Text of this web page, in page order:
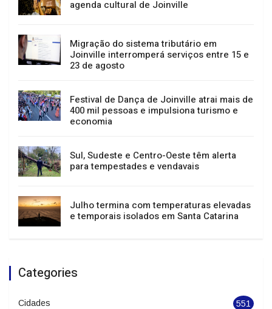
GERAL NOTÍCIAS
Passeio guiado, música e teatro: confira a
agenda cultural de Joinville
Migração do sistema tributário em
Joinville interromperá serviços entre 15 e
23 de agosto
Festival de Dança de Joinville atrai mais de
400 mil pessoas e impulsiona turismo e
economia
Sul, Sudeste e Centro-Oeste têm alerta
para tempestades e vendavais
e temporais isolados em Santa Catarina